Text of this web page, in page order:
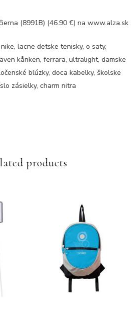
(8991B) (46.90 €) na www.alza.sk
lacne detske tenisky, o saty,
kånken, ferrara, ultralight, damske
blúzky, doca kabelky, školske
zásielky, charm nitra
products